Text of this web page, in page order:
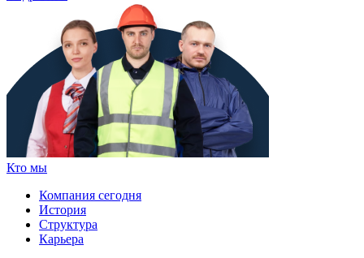
Кто мы
Компания сегодня
История
Структура
Карьера